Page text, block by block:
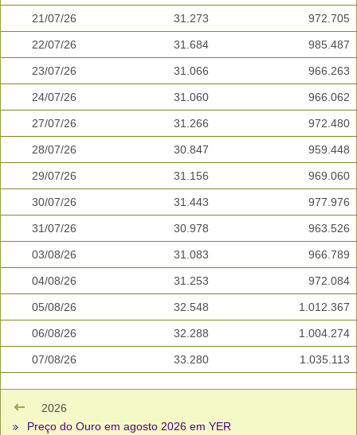
21/07/26 31.273 972.705
22/07/26 31.684 985.487
23/07/26 31.066 966.263
24/07/26 31.060 966.062
27/07/26 31.266 972.480
28/07/26 30.847 959.448
29/07/26 31.156 969.060
30/07/26 31.443 977.976
31/07/26 30.978 963.526
03/08/26 31.083 966.789
04/08/26 31.253 972.084
05/08/26 32.548 1.012.367
06/08/26 32.288 1.004.274
07/08/26 33.280 1.035.113
2026
Preço do Ouro em agosto 2026 em YER